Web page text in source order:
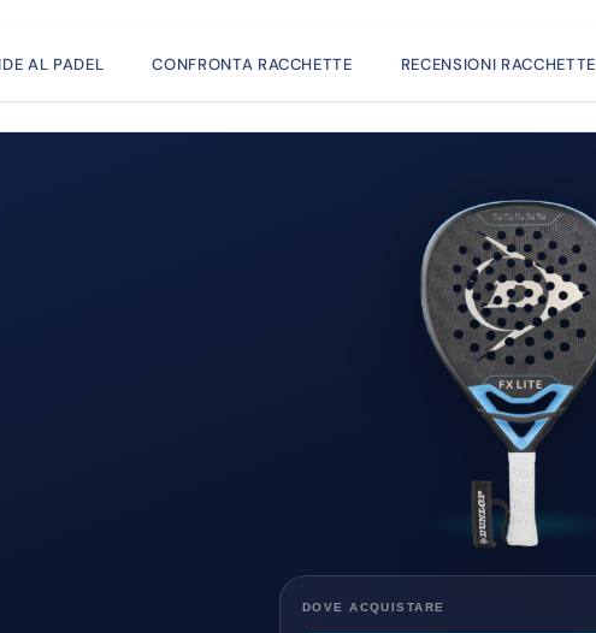
AL PADEL CONFRONTA RACCHETTE RECENSIONI RACCHETTE
DOVE ACQUISTARE